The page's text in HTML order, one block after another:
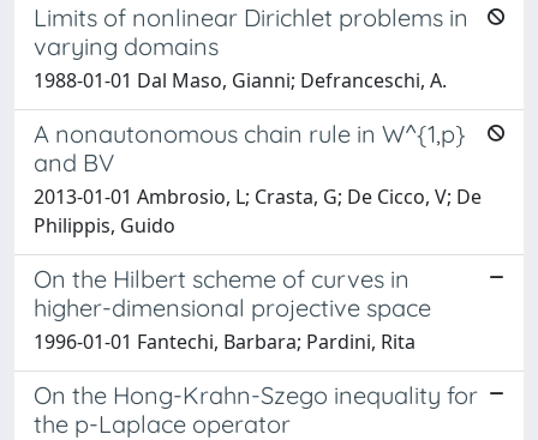
Limits of nonlinear Dirichlet problems in
varying domains
1988-01-01 Dal Maso, Gianni; Defranceschi, A.
A nonautonomous chain rule in W^{1,p}
and BV
2013-01-01 Ambrosio, L; Crasta, G; De Cicco, V; De
Philippis, Guido
On the Hilbert scheme of curves in
higher-dimensional projective space
1996-01-01 Fantechi, Barbara; Pardini, Rita
On the Hong-Krahn-Szego inequality for
the p-Laplace operator